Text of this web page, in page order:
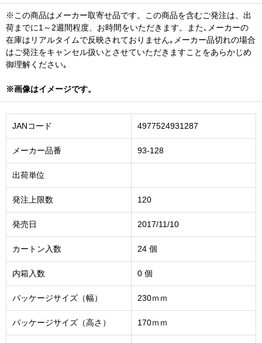
※この商品はメーカー取寄せ品です。この商品を含むご発注は、出
荷までに1～2週間程度、お時間をいただきます。また､メーカーの
在庫はリアルタイムで反映されておりません｡メーカー品切れの場合
はご発注をキャンセル扱いとさせていただきますことをあらかじめ
御理解ください｡
※画像はイメージです。
JANコード 4977524931287
メーカー品番 93-128
出荷単位
発注上限数 120
発売日 2017/11/10
カートン入数 24 個
内箱入数 0 個
パッケージサイズ（幅） 230ｍｍ
パッケージサイズ（高さ） 170ｍｍ